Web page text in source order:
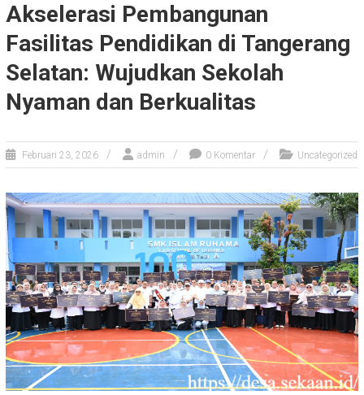
Akselerasi Pembangunan
Fasilitas Pendidikan di Tangerang
Selatan: Wujudkan Sekolah
Nyaman dan Berkualitas
Februari 23, 2026 admin 0 Komentar Uncategorized